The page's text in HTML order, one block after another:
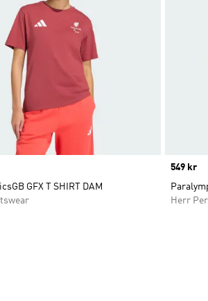
GFX T SHIRT DAM
Price
549 kr
Herr